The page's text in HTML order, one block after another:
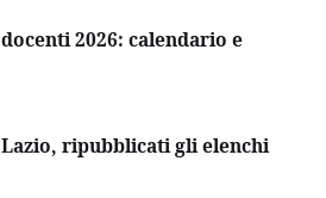
2026: calendario e
ripubblicati gli elenchi